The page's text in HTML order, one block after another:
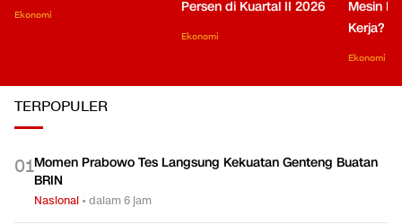
Ekonomi
Persen di Kuartal II 2026
Ekonomi
Mesin
Kerja?
Ekonomi
TERPOPULER
01Momen Prabowo Tes Langsung Kekuatan Genteng Buatan
BRIN
Nasional •dalam 6 jam